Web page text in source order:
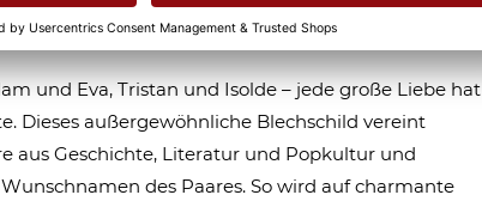
und Eva, Tristan und Isolde – jede große Liebe hat
Dieses außergewöhnliche Blechschild vereint
aus Geschichte, Literatur und Popkultur und
des Paares. So wird auf charmante